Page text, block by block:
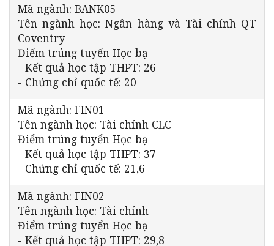
Mã ngành: BANK05
Tên ngành học: Ngân hàng và Tài chính QT
Coventry
Điểm trúng tuyển Học bạ
- Kết quả học tập THPT: 26
- Chứng chỉ quốc tế: 20
Mã ngành: FIN01
Tên ngành học: Tài chính CLC
Điểm trúng tuyển Học bạ
- Kết quả học tập THPT: 37
- Chứng chỉ quốc tế: 21,6
Mã ngành: FIN02
Tên ngành học: Tài chính
Điểm trúng tuyển Học bạ
- Kết quả học tập THPT: 29,8